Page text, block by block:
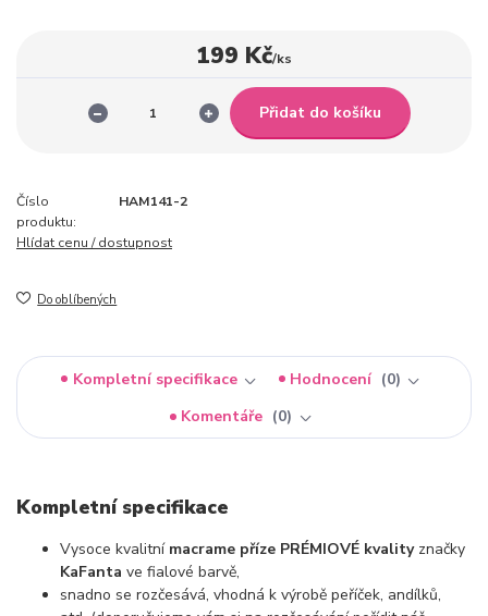
199 Kč/ks
Přidat do košíku
Číslo
produktu:
HAM141-2
Hlídat cenu / dostupnost
Do oblíbených
Kompletní specifikace Hodnocení
0
Komentáře
0
Kompletní specifikace
Vysoce kvalitní macrame příze PRÉMIOVÉ kvalityznačky
KaFanta ve fialové barvě,
snadno se rozčesává, vhodná k výrobě peříček, andílků,